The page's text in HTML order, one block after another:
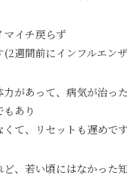
イチ戻らず
(2週間前にインフルエン
力があって、病気が治っ
あり
くて、リセットも遅めです
ど、若い頃にはなかった